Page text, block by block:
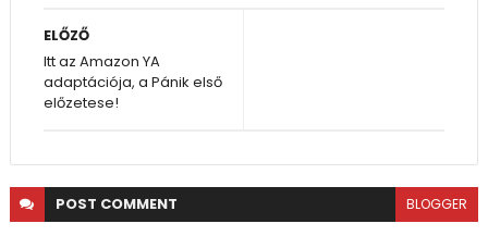
ELŐZŐ
Itt az Amazon YA
adaptációja, a Pánik első
előzetese!
POST COMMENT BLOGGER